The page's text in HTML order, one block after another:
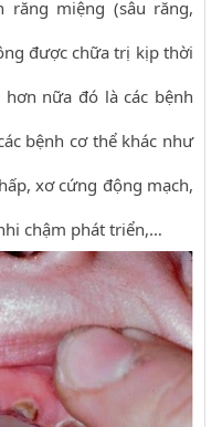
răng miệng (sâu răng,
được chữa trị kịp thời
nữa đó là các bệnh
bệnh cơ thể khác như
xơ cứng động mạch,
chậm phát triển,…